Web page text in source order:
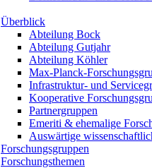
Überblick
Abteilung Bock
Abteilung Gutjahr
Abteilung Köhler
Max-Planck-
Infrastruktur- und
Kooperative
Partnergruppen
Emeriti & ehemalige
Auswärtige
Forschungsgruppen
Forschungsthemen